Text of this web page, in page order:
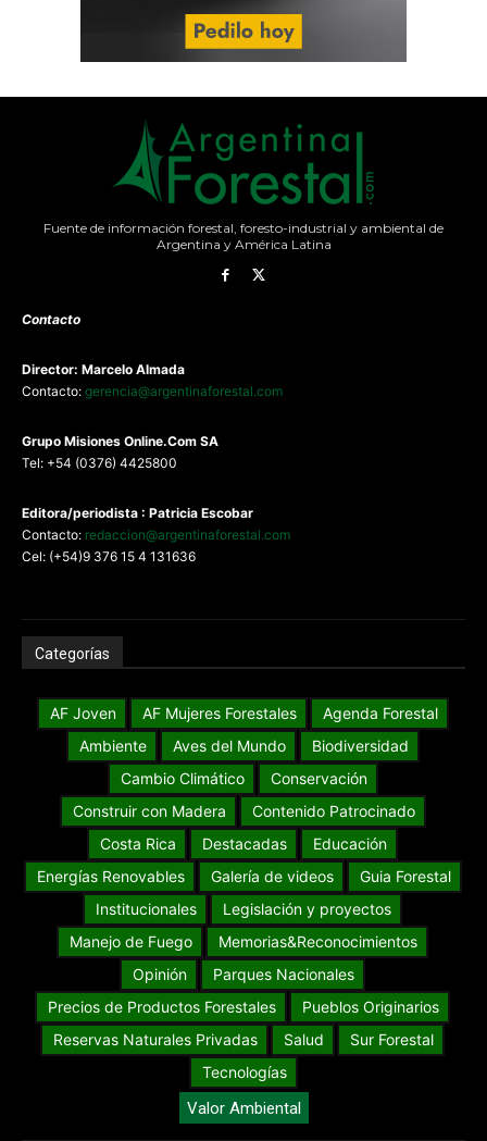
Fuente de información forestal, foresto-industrial y ambiental de
Argentina y América Latina
Contacto
Director: Marcelo Almada
Contacto: gerencia@argentinaforestal.com
Grupo Misiones Online.Com SA
Tel: +54 (0376) 4425800
Editora/periodista : Patricia Escobar
Contacto: redaccion@argentinaforestal.com
Cel: (+54)9 376 15 4 131636
Categorías
AF Joven AF Mujeres Forestales
Agenda Forestal
Ambiente
Aves del Mundo
Biodiversidad
Cambio Climático
Conservación
Construir con Madera
Contenido Patrocinado
Costa Rica
Destacadas
Educación
Energías Renovables
Galería de videos
Guia Forestal
Institucionales
Legislación y proyectos
Manejo de Fuego
Memorias&Reconocimientos
Opinión
Parques Nacionales
Precios de Productos Forestales
Pueblos Originarios
Reservas Naturales Privadas
Salud
Sur Forestal
Tecnologías
Valor Ambiental